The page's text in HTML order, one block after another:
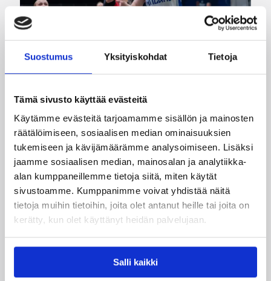
Suostumus Yksityiskohdat Tietoja
Tämä sivusto käyttää evästeitä
Käytämme evästeitä tarjoamamme sisällön ja mainosten
räätälöimiseen, sosiaalisen median ominaisuuksien
tukemiseen ja kävijämäärämme analysoimiseen. Lisäksi
jaamme sosiaalisen median, mainosalan ja analytiikka-
alan kumppaneillemme tietoja siitä, miten käytät
sivustoamme. Kumppanimme voivat yhdistää näitä
tietoja muihin tietoihin, joita olet antanut heille tai joita on
kerätty, kun olet käyttänyt heidän palvelujaan.
Salli kaikki
EM-kilpailut 06.08.2026 21:24
Suomen 18-vuotiaat tytöt
taistelivat Puolan nurin – EM-
välieräpaikka varmistui
Suomen 18-vuotiaiden tyttöjen maajoukkue
jatkoi vahvaa kesäänsä kaatamalla Puolan EM-
Sudenpennut Euroopan neljän parhaan
joukkoon sekä varmisti paikan ensi kesän alle